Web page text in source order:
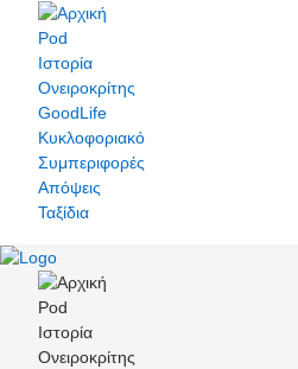
Pod
Ιστορία
Ονειροκρίτης
GoodLife
Κυκλοφοριακό
Συμπεριφορές
Απόψεις
Ταξίδια
Pod
Ιστορία
Ονειροκρίτης